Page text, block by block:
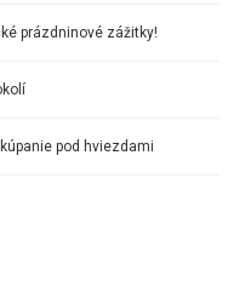
prázdninové zážitky!
pod hviezdami